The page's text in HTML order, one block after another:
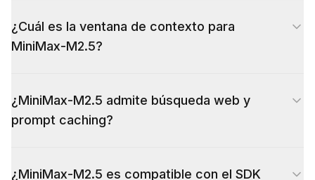
asistentes de codificación, Q&A de repositorios,
flujos de trabajo de investigación, análisis de
multi-paso y búsqueda web opcional.
¿Cuál es la ventana de contexto para
MiniMax-M2.5?
de 204K tokens (204,800 tokens), con hasta
196,608 tokens para entrada y 131,072 tokens
¿MiniMax-M2.5 admite búsqueda web y
prompt caching?
integrada y prompt caching implícito. Active la
¿MiniMax-M2.5 es compatible con el SDK